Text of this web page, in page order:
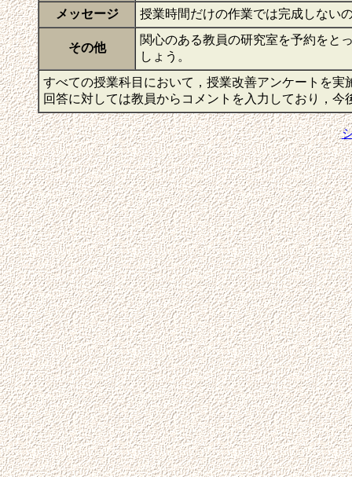
メッセージ 授業時間だけの作業では完成しない
その他
関心のある教員の研究室を予約をと
しょう。
すべての授業科目において，授業改善アンケートを
回答に対しては教員からコメントを入力しており，